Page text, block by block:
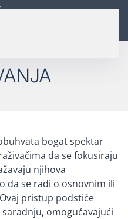
bogat spektar
da se fokusiraju
njihova
da se radi o osnovnim ili
pristup podstiče
omogućavajući